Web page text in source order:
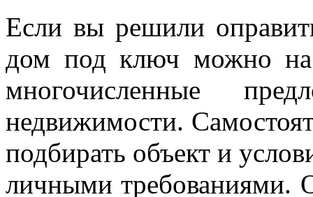
Если вы решили
дом под ключ можно на
многочисленные
недвижимости.
подбирать объект и
личными требованиями.